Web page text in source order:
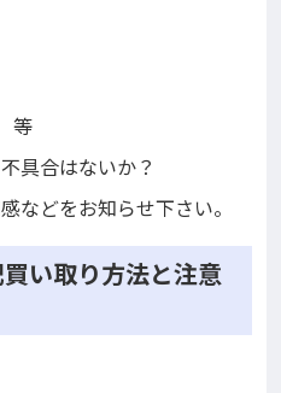
等
具合はないか？
などをお知らせ下さい。
い取り方法と注意